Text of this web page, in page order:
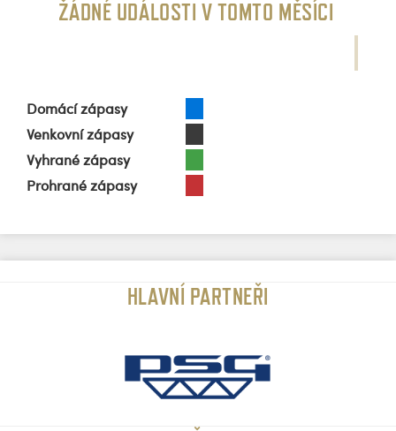
Domácí zápasy
Venkovní zápasy
Vyhrané zápasy
Prohrané zápasy
HLAVNÍ PARTNEŘI